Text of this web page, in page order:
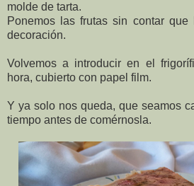
molde de tarta.
Ponemos las frutas sin contar que
decoración.
Volvemos a introducir en el
hora, cubierto con papel film.
Y ya solo nos queda, que seamos
tiempo antes de comérnosla.